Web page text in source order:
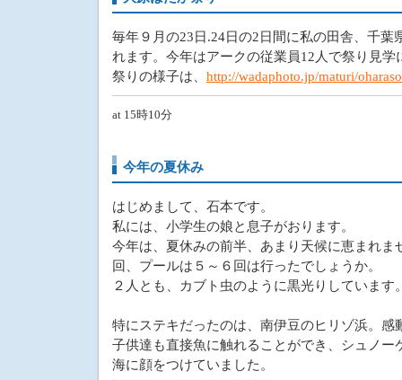
毎年９月の23日.24日の2日間に私の田舎、千葉
れます。今年はアークの従業員12人で祭り見学
祭りの様子は、 http://wadaphoto.jp/maturi/
at 15時10分
今年の夏休み
はじめまして、石本です。
私には、小学生の娘と息子がおります。
今年は、夏休みの前半、あまり天候に恵まれま
回、プールは５～６回は行ったでしょうか。
２人とも、カブト虫のように黒光りしています
特にステキだったのは、南伊豆のヒリゾ浜。感
子供達も直接魚に触れることができ、シュノー
海に顔をつけていました。